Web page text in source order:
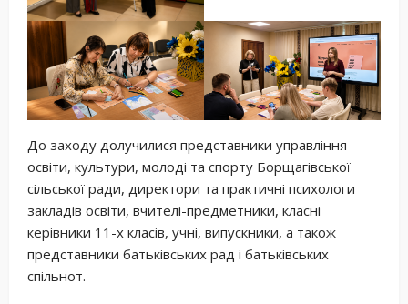
До заходу долучилися представники управління
освіти, культури, молоді та спорту Борщагівської
сільської ради, директори та практичні психологи
закладів освіти, вчителі-предметники, класні
керівники 11-х класів, учні, випускники, а також
представники батьківських рад і батьківських
спільнот.